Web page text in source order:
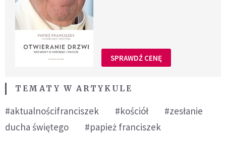
SPRAWDŹ CENĘ
TEMATY W ARTYKULE
#aktualnościfranciszek #kościół
#zesłanie
ducha świętego
#papież franciszek